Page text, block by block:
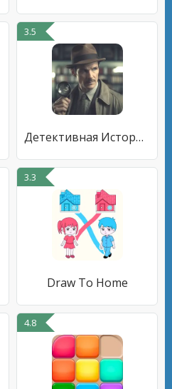
3.5
Детективная История: Квест
3.3
Draw To Home
4.8